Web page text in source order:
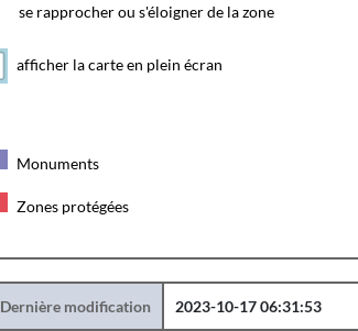
se rapprocher ou s'éloigner de la zone
afficher la carte en plein écran
Monuments
Zones protégées
Dernière modification 2023-10-17 06:31:53